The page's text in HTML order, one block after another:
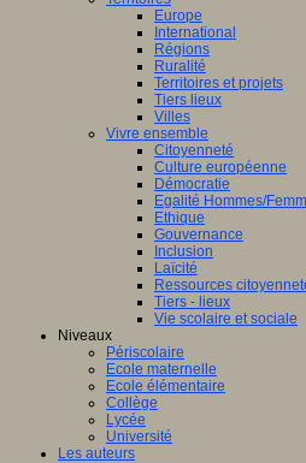
Europe
International
Régions
Ruralité
Territoires et projets
Tiers lieux
Villes
Vivre ensemble
Citoyenneté
Culture européenne
Démocratie
Egalité Hommes/
Ethique
Gouvernance
Inclusion
Laïcité
Ressources
Tiers - lieux
Vie scolaire et sociale
Niveaux
Périscolaire
Ecole maternelle
Ecole élémentaire
Collège
Lycée
Université
Les auteurs